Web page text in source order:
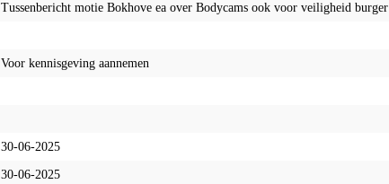
Tussenbericht motie Bokhove ea over Bodycams ook voor veiligheid burger
Voor kennisgeving aannemen
30-06-2025
30-06-2025